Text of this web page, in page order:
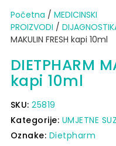
Početna / MEDICINSKI
PROIZVODI /
MAKULIN FRESH kapi 10ml
DIETPHARM
kapi 10ml
SKU:25819
Kategorije: UMJETNE
Oznake: Dietpharm